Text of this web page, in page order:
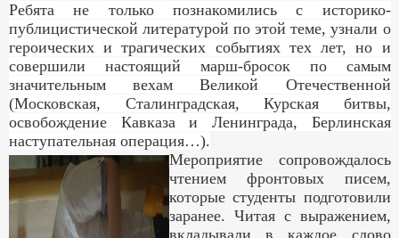
Ребята не только познакомились с историко-
публицистической литературой по этой теме, узнали о
героических и трагических событиях тех лет, но и
совершили настоящий марш-бросок по самым
значительным вехам Великой Отечественной
(Московская, Сталинградская, Курская битвы,
освобождение Кавказа и Ленинграда, Берлинская
наступательная операция…).
Мероприятие сопровождалось
чтением фронтовых писем,
которые студенты подготовили
заранее. Читая с выражением,
вкладывали в каждое слово